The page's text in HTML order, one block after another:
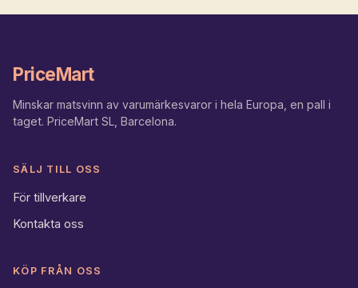
PriceMart
Minskar matsvinn av varumärkesvaror i hela Europa, en pall i
taget. PriceMart SL, Barcelona.
SÄLJ TILL OSS
För tillverkare
Kontakta oss
KÖP FRÅN OSS